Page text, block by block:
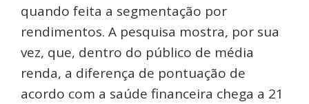
quando feita a segmentação por
rendimentos. A pesquisa mostra, por sua
vez, que, dentro do público de média
renda, a diferença de pontuação de
acordo com a saúde financeira chega a 21